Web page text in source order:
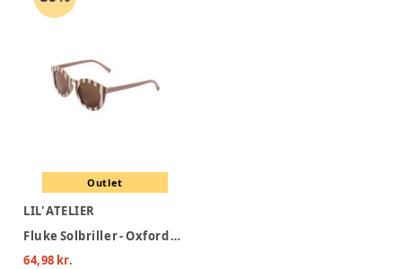
Outlet
LIL' ATELIER
Fluke Solbriller - Oxford Tan
64,98 kr.